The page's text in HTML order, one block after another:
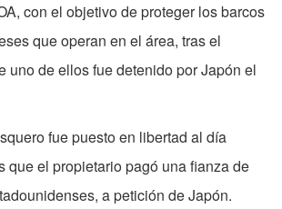
con el objetivo de proteger los barcos
que operan en el área, tras el
uno de ellos fue detenido por Japón el
fue puesto en libertad al día
que el propietario pagó una fianza de
a petición de Japón.